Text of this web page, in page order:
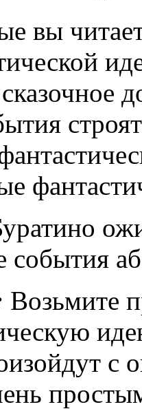
вы
события
Возьмите